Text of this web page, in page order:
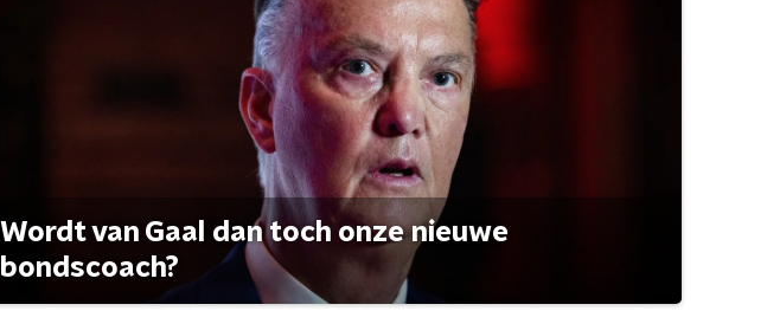
Wordt van Gaal dan toch onze nieuwe
bondscoach?